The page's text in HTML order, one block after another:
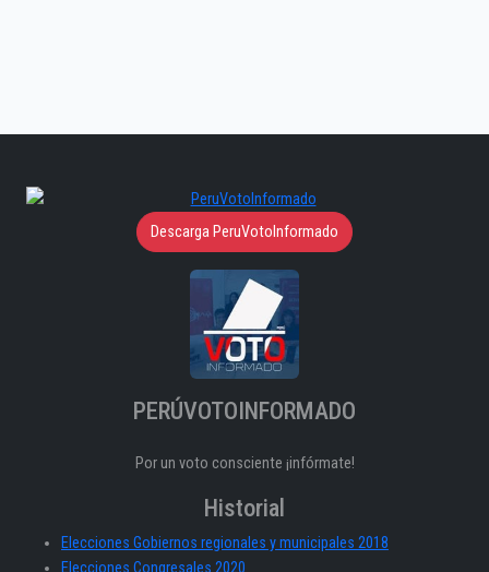
Descarga PeruVotoInformado
PERÚVOTOINFORMADO
Por un voto consciente ¡infórmate!
Historial
Elecciones Gobiernos regionales y municipales 2018